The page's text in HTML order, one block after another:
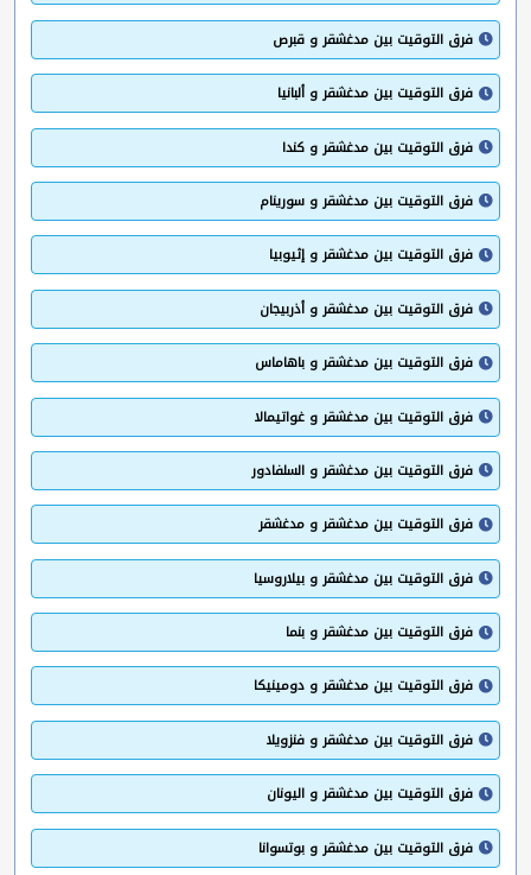
فرق التوقيت بين مدغشقر و قبرص
فرق التوقيت بين مدغشقر و ألبانيا
فرق التوقيت بين مدغشقر و كندا
فرق التوقيت بين مدغشقر و سورينام
فرق التوقيت بين مدغشقر و إثيوبيا
فرق التوقيت بين مدغشقر و أذربيجان
فرق التوقيت بين مدغشقر و باهاماس
فرق التوقيت بين مدغشقر و غواتيمالا
فرق التوقيت بين مدغشقر و السلفادور
فرق التوقيت بين مدغشقر و مدغشقر
فرق التوقيت بين مدغشقر و بيلاروسيا
فرق التوقيت بين مدغشقر و بنما
فرق التوقيت بين مدغشقر و دومينيكا
فرق التوقيت بين مدغشقر و فنزويلا
فرق التوقيت بين مدغشقر و اليونان
فرق التوقيت بين مدغشقر و بوتسوانا